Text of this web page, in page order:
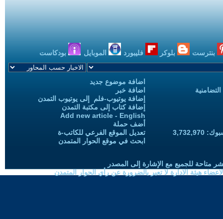
بنترست بلوكر فليبورد الموبايل بودكاست
اضافة موضوع جديد
اضافة خبر
إضافة يوتيوب-فلم إلى يوتيوب التمدن
إضافة كتاب إلى مكتبة التمدن
Add new article - English
أضف حملة
تعديل الموقع الفرعي للكاتب-ة
ابحث في موقع الحوار المتمدن
متاحة للجميع مع الإشارة إلى المصدر
هيئة الادارة لا تعبر بالضرورة عن رأي الحوار المتمدن